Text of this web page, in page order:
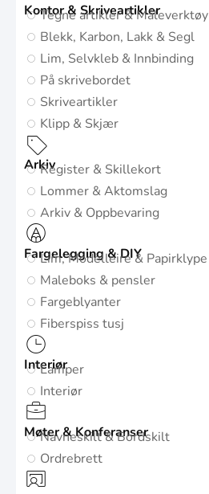
Kontor & Skriveartikler
Tegne artikler & Måleverktøy
Blekk, Karbon, Lakk & Segl
Lim, Selvkleb & Innbinding
På skrivebordet
Skriveartikler
Klipp & Skjær
ArkivRegister & Skillekort
Lommer & Aktomslag
Arkiv & Oppbevaring
Fargelegging & DIY
Lim, Modelleire & Papirklype
Maleboks & pensler
Fargeblyanter
Fiberspiss tusj
Interiør
Lamper
Interiør
Møter & Konferanser
Navneskilt & Bordskilt
Ordrebrett